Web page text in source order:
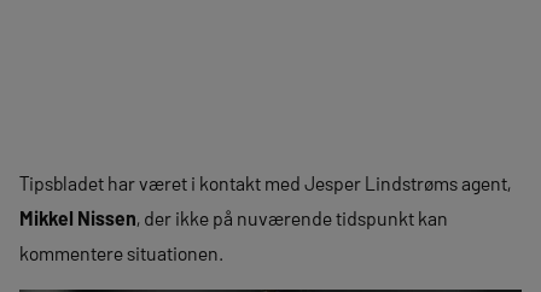
Tipsbladet har været i kontakt med Jesper Lindstrøms agent,
Mikkel Nissen, der ikke på nuværende tidspunkt kan
kommentere situationen.